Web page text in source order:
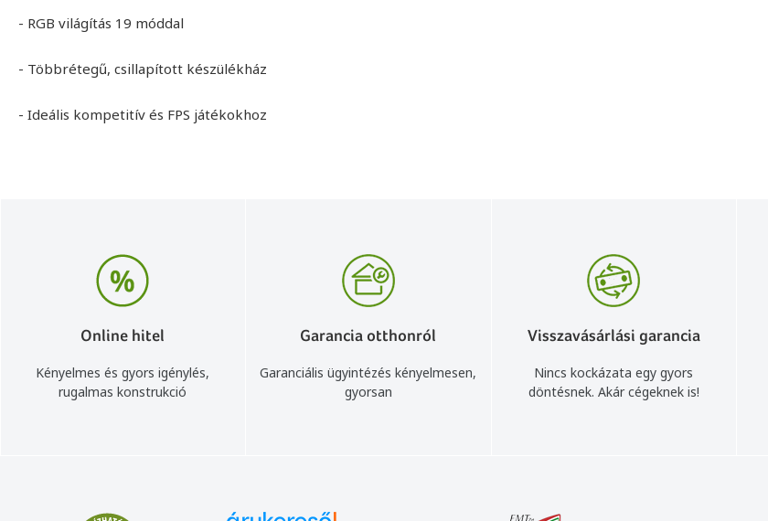
- RGB világítás 19 móddal
- Többrétegű, csillapított készülékház
- Ideális kompetitív és FPS játékokhoz
Online hitel
Kényelmes és gyors igénylés,
rugalmas konstrukció
Garancia otthonról
Garanciális ügyintézés kényelmesen,
gyorsan
Visszavásárlási garancia
Nincs kockázata egy gyors
döntésnek. Akár cégeknek is!